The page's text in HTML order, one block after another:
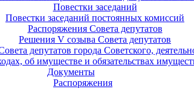
Повестки заседаний
Повестки заседаний постоянных комиссий
Распоряжения Совета депутатов
Решения V созыва Совета депутатов
депутатов города Советского,
об имуществе и обязательствах
Документы
Распоряжения